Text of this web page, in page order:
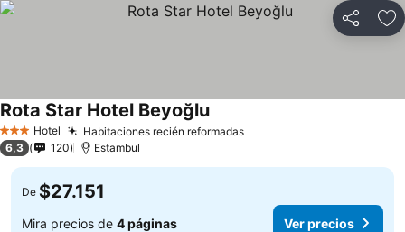
Compartir
3 Estrellas
Hotel Habitaciones recién reformadas
Rota Star Hotel Beyoğlu
6,3 120 Estambul
De $27.151
Mira precios de 4 páginas Ver precios